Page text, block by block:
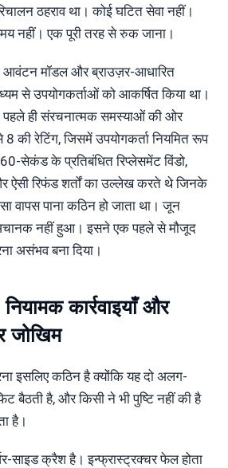
ठहराव था। कोई घटित सेवा नहीं।
नहीं। एक पूरी तरह से रुक जाना।
आवंटन मॉडल और ब्राउज़र-आधारित
से उपयोगकर्ताओं को आकर्षित किया था।
ही संरचनात्मक समस्याओं की ओर
की रेटिंग, जिसमें उपयोगकर्ता नियमित रूप
सेकंड के प्रतिबंधित रिप्लेसमेंट विंडो,
ऐसी रिफंड शर्तों का उल्लेख करते थे जिनके
वापस पाना कठिन हो जाता था। जून
नहीं हुआ। इसने एक पहले से मौजूद
असंभव बना दिया।
नियामक कार्रवाइयाँ और
जोखिम
इसलिए कठिन है क्योंकि यह दो अलग-
बैठती है, और किसी ने भी पुष्टि नहीं की है
है।
साइड क्रैश है। इन्फ्रास्ट्रक्चर फेल होता